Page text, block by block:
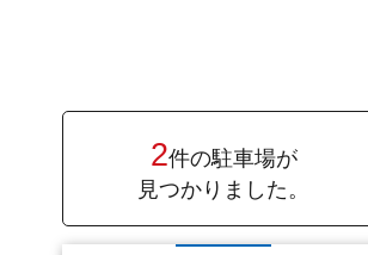
2件の駐車場が
見つかりました。